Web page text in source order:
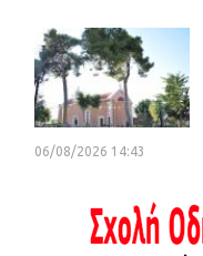
06/08/2026 14:43